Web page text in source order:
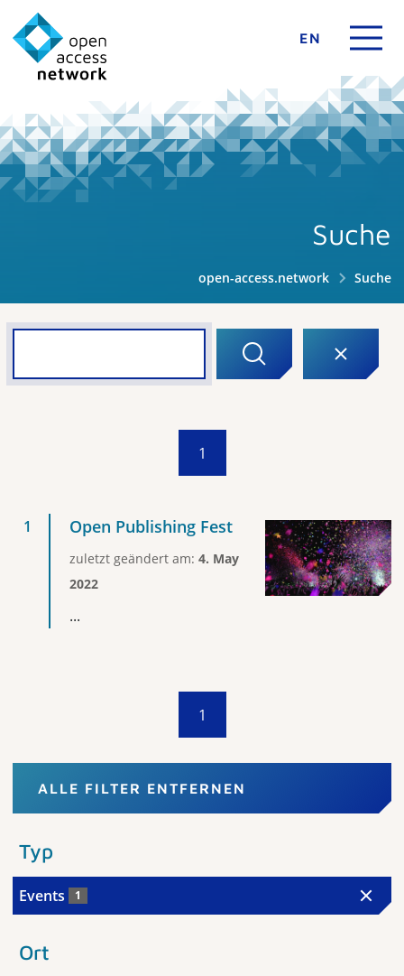
EN
Suche
open-access.network Suche
1
Open Publishing Fest
zuletzt geändert am: 4. May
2022
...
1
ALLE FILTER ENTFERNEN
Typ
Events 1
Ort